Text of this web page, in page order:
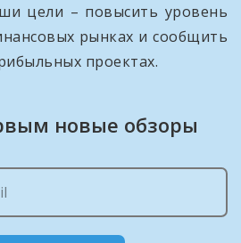
цели – повысить уровень
рынках и сообщить
проектах.
новые обзоры